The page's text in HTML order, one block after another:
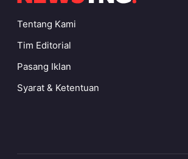
Tentang Kami
Tim Editorial
Pasang Iklan
Syarat & Ketentuan